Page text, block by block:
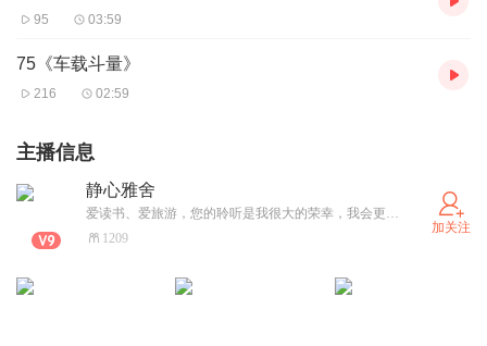
95 03:59
75《车载斗量》
216 02:59
主播信息
静心雅舍
爱读书、爱旅游，您的聆听是我很大的荣幸，我会更加努力哦！
1209
加关注